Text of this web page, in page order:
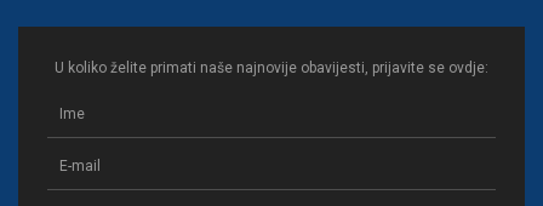
U koliko želite primati naše najnovije obavijesti, prijavite se ovdje: